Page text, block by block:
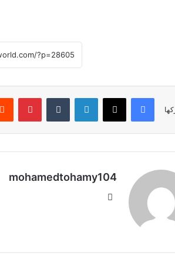
فيسبوك ‫X لينكدإن
mohamedtohamy104